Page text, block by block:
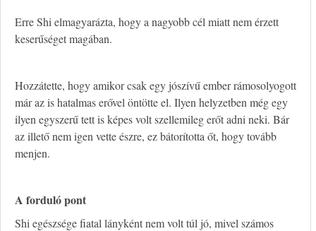
Erre Shi elmagyarázta, hogy a nagyobb cél miatt nem érzett
keserűséget magában.
Hozzátette, hogy amikor csak egy jószívű ember rámosolyogott
már az is hatalmas erővel öntötte el. Ilyen helyzetben még egy
ilyen egyszerű tett is képes volt szellemileg erőt adni neki. Bár
az illető nem igen vette észre, ez bátorította őt, hogy tovább
menjen.
A forduló pont
Shi egészsége fiatal lányként nem volt túl jó, mivel számos